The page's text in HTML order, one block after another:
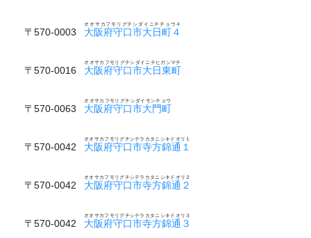
〒570-0003 大阪府守口市大日町４
オオサカフモリグチシダイニチチョウ４
〒570-0016 大阪府守口市大日東町
オオサカフモリグチシダイニチヒガシマチ
〒570-0063 大阪府守口市大門町
オオサカフモリグチシダイモンチョウ
〒570-0042 大阪府守口市寺方錦通１
オオサカフモリグチシテラカタニシキドオリ１
〒570-0042 大阪府守口市寺方錦通２
オオサカフモリグチシテラカタニシキドオリ２
〒570-0042 大阪府守口市寺方錦通３
オオサカフモリグチシテラカタニシキドオリ３